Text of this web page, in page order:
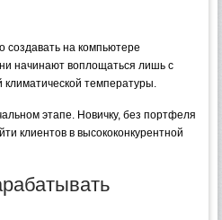
на компьютере
начинают воплощаться лишь с
температуры.
этапе. Новичку, без портфеля
клиентов в высококонкурентной